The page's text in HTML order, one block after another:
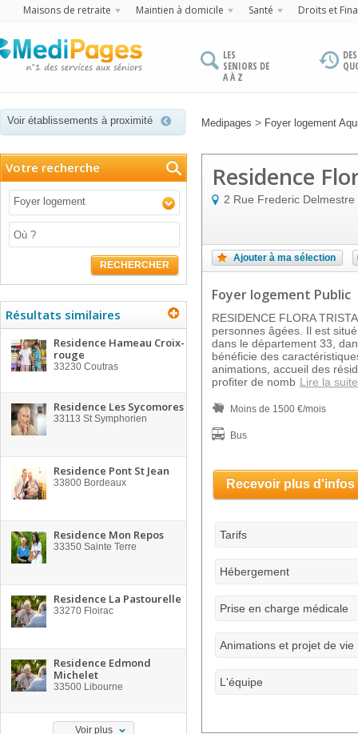
Maisons de retraite Maintien à domicile Santé Droits et
LES
SENIORS DE
A À Z
Voir établissements à proximité Medipages > Foyer logement
Votre recherche
Foyer logement
RECHERCHER
Résultats similaires
Residence Hameau Croix-
rouge
33230 Coutras
Residence Les Sycomores
33113 St Symphorien
Residence Pont St Jean
33800 Bordeaux
Residence Mon Repos
33350 Sainte Terre
Residence La Pastourelle
33270 Floirac
Residence Edmond
Michelet
33500 Libourne
Voir plus
Residence
2 Rue Frederic Delmestre
Ajouter à ma sélection
Foyer logement Public
RESIDENCE FLORA
personnes âgées. Il est
dans le département 33,
bénéficie des
animations, accueil des
profiter de nomb Lire la suite
Moins de 1500 €/mois
Bus
Recevoir plus d'infos
Tarifs
Hébergement
Prise en charge médicale
Animations et projet de vie
L'équipe